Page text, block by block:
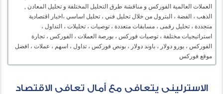
العملات العالمية الفوركس و مناقشة طرق التحليل المختلفة و تحليل المعادن ,
الذهب ، الفضة ، البترول من خلال تحليل فني ، تحليل اساسي ،اخبار اقتصادية
متجددة ، تحليل رقمى ، مسابقات متعددة ، توصيات ، تحليلات ، التداول ،
استراتيجيات مختلفة ، توصيات فوركس ، بورصة العملات ، الفوركس ، تجارة
الفوركس ، يورو دولار ، باوند دولار ، بونص فوركس ، تداول ، اسهم ، عملات ، افضل
موقع فوركس
الاسترلينى يتعافى مع أمال تعافى الاقتصاد